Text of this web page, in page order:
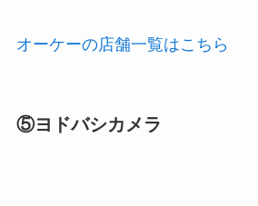
オーケーの店舗一覧はこちら
⑤ヨドバシカメラ